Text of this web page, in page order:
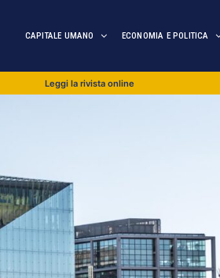
CAPITALE UMANO ECONOMIA E POLITICA
Leggi la rivista online